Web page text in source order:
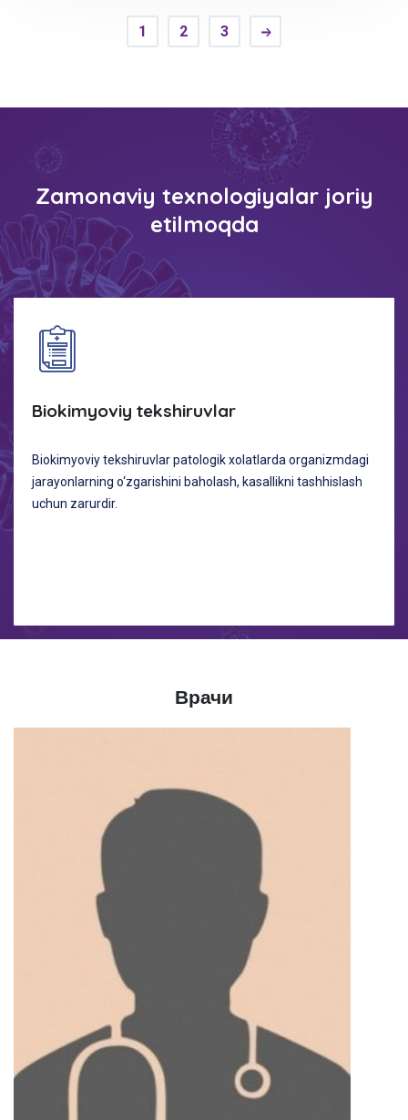
1 2 3
Zamonaviy texnologiyalar joriy
etilmoqda
Biokimyoviy tekshiruvlar
Biokimyoviy tekshiruvlar patologik xolatlarda organizmdagi
jarayonlarning o‘zgarishini baholash, kasallikni tashhislash
uchun zarurdir.
Врачи